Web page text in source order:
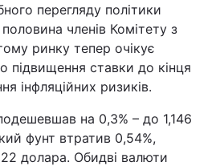
перегляду політики
членів Комітету з
ринку тепер очікує
ставки до кінця
інфляційних ризиків.
на 0,3% – до 1,146
фунт втратив 0,54%,
долара. Обидві валюти